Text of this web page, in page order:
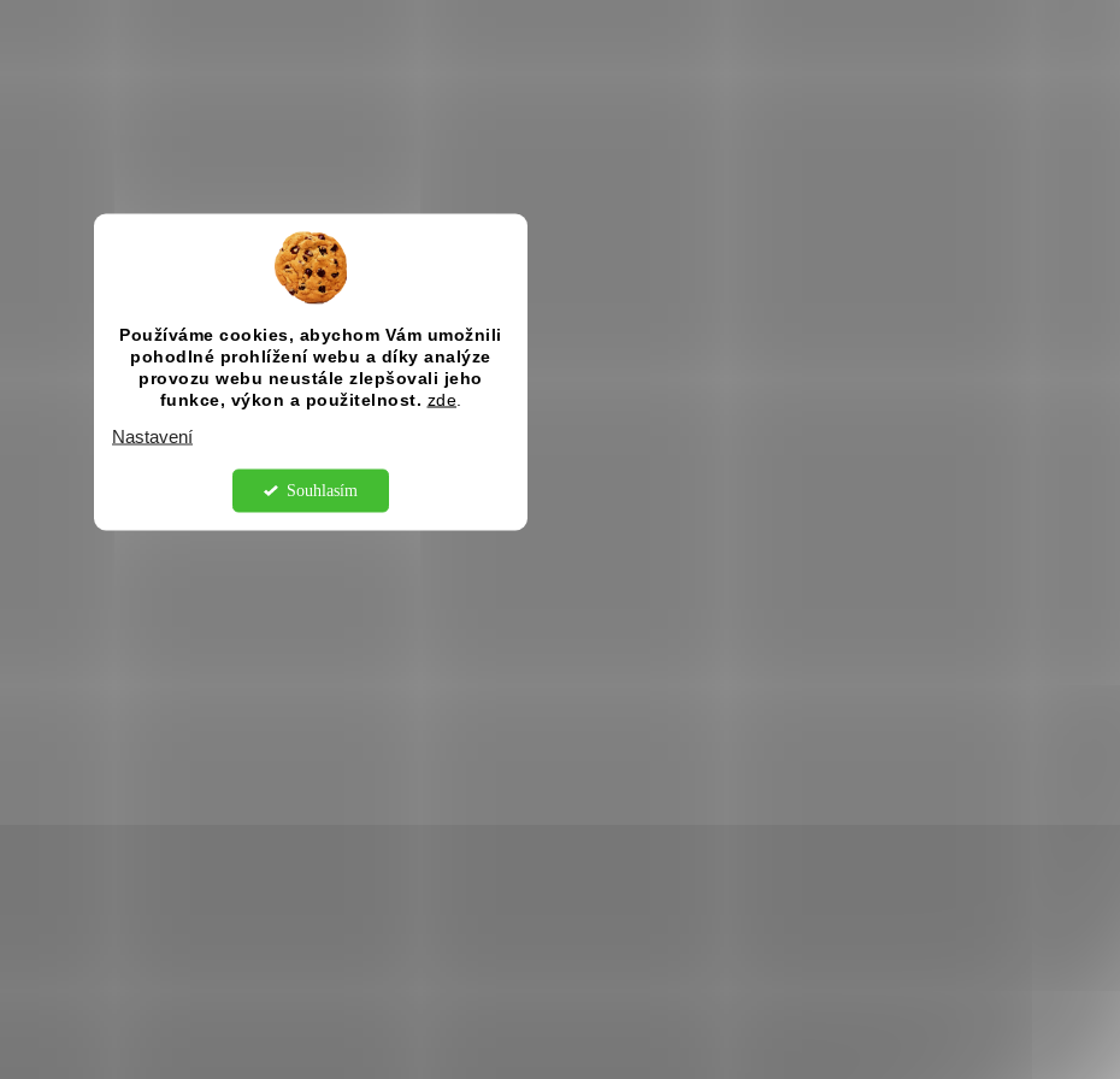
Používáme cookies, abychom Vám umožnili
pohodlné prohlížení webu a díky analýze
provozu webu neustále zlepšovali jeho
funkce, výkon a použitelnost. zde
Nastavení
Souhlasím